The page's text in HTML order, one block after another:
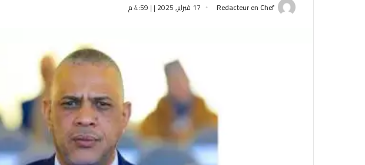
Redacteur en Chef 17 فبراير, 2025 | | 4:59 م